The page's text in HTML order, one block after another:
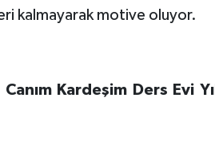
kalmayarak motive oluyor.
Kardeşim Ders Evi Yıl